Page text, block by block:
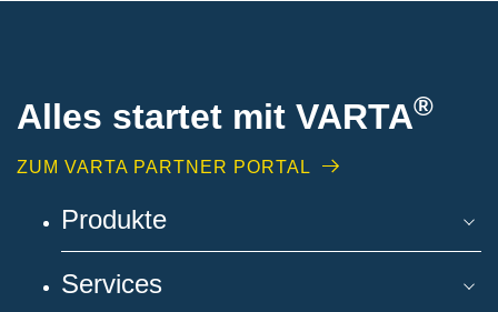
Alles startet mit VARTA®
ZUM VARTA PARTNER PORTAL
Produkte
Services